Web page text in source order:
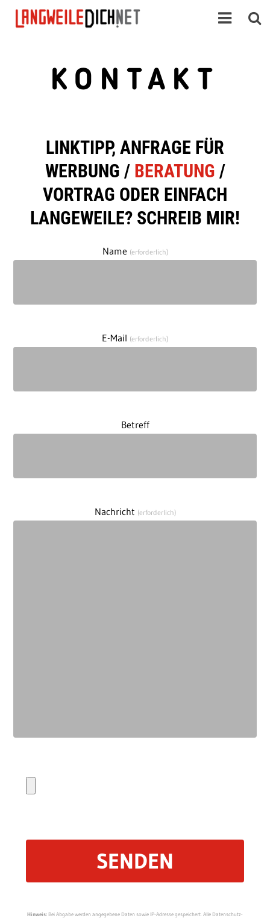
KONTAKT
LINKTIPP, ANFRAGE FÜR
WERBUNG / BERATUNG /
VORTRAG ODER EINFACH
LANGEWEILE? SCHREIB MIR!
Name (erforderlich)
E-Mail (erforderlich)
Betreff
Nachricht (erforderlich)
Hinweis:Bei Abgabe werden angegebene Daten sowie IP-Adresse gespeichert. Alle Datenschutz-